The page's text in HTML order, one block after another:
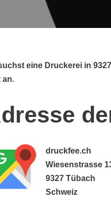
eine Druckerei in
an.
druckfee.ch
Wiesenstrasse
9327 Tübach
Schweiz